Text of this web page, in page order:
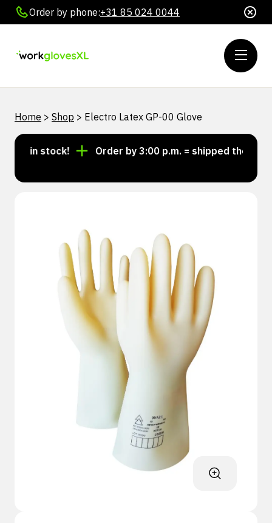
Order by phone:+31 85 024 0044
Home > Shop > Electro Latex GP-00 Glove
in stock! Order by 3:00 p.m. = shipped the same